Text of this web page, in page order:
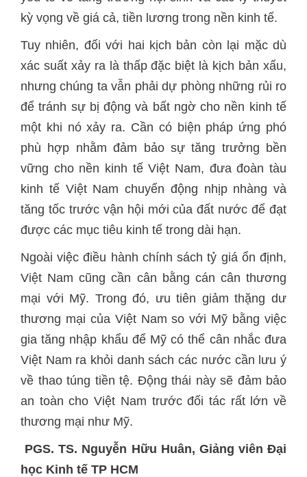
kỳ vọng về giá cả, tiền lương trong nền kinh tế.
Tuy nhiên, đối với hai kịch bản còn lại mặc dù
xác suất xảy ra là thấp đặc biệt là kịch bản xấu,
nhưng chúng ta vẫn phải dự phòng những rủi ro
để tránh sự bị động và bất ngờ cho nền kinh tế
một khi nó xảy ra. Cần có biện pháp ứng phó
phù hợp nhằm đảm bảo sự tăng trưởng bền
vững cho nền kinh tế Việt Nam, đưa đoàn tàu
kinh tế Việt Nam chuyển động nhịp nhàng và
tăng tốc trước vận hội mới của đất nước để đạt
được các mục tiêu kinh tế trong dài hạn.
Ngoài việc điều hành chính sách tỷ giá ổn định,
Việt Nam cũng cần cân bằng cán cân thương
mại với Mỹ. Trong đó, ưu tiên giảm thặng dư
thương mại của Việt Nam so với Mỹ bằng việc
gia tăng nhập khẩu để Mỹ có thể cân nhắc đưa
Việt Nam ra khỏi danh sách các nước cần lưu ý
về thao túng tiền tệ. Động thái này sẽ đảm bảo
an toàn cho Việt Nam trước đối tác rất lớn về
thương mại như Mỹ.
PGS. TS. Nguyễn Hữu Huân, Giảng viên Đại
học Kinh tế TP HCM